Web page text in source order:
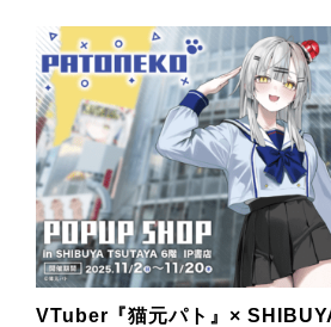
VTuber『猫元パト』×